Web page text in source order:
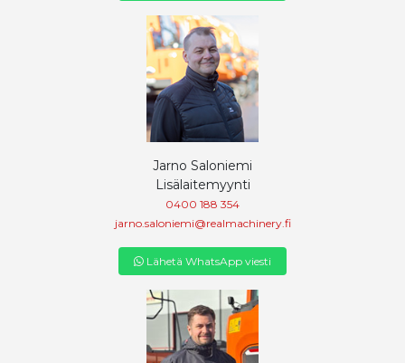
Jarno Saloniemi
Lisälaitemyynti
0400 188 354
jarno.saloniemi@realmachinery.fi
Lähetä WhatsApp viesti